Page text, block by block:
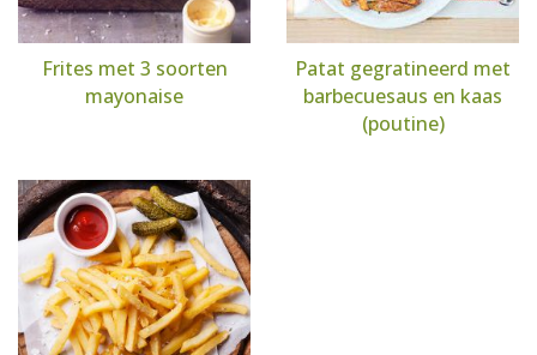
Frites met 3 soorten
mayonaise
Patat gegratineerd met
barbecuesaus en kaas
(poutine)